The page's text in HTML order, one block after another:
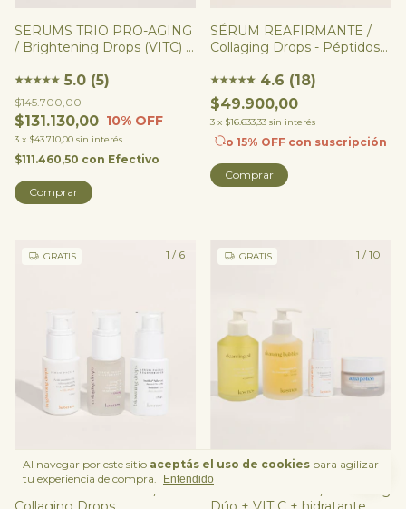
Al navegar por este sitio aceptás el uso de cookies para agilizar
tu experiencia de compra.
Entendido
SERUMS TRIO PRO-AGING
/ Brightening Drops (VITC) +
+ Boosting Drops (HIALU)
★★★★★ 5.0 (5)
$131.130,00
$145.700,00
10% OFF
3 x $43.710,00 sin interés
$111.460,50 con Efectivo
SÉRUM REAFIRMANTE /
Collaging Drops - Péptidos
★★★★★
★ 4.6 (18)
$49.900,00
3 x $16.633,33 sin interés
o 15% OFF con suscripción
Comprar
1 / 6
GRATIS
TRÍO REAFIRMANTE /
1 /10
GRATIS
Reset & Glow Kit / Cleansing